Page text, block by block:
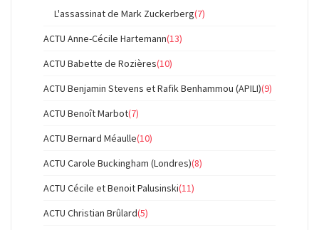
L'assassinat de Mark Zuckerberg(7)
ACTU Anne-Cécile Hartemann(13)
ACTU Babette de Rozières(10)
ACTU Benjamin Stevens et Rafik Benhammou (APILI)(9)
ACTU Benoît Marbot(7)
ACTU Bernard Méaulle(10)
ACTU Carole Buckingham (Londres)(8)
ACTU Cécile et Benoit Palusinski(11)
ACTU Christian Brûlard(5)